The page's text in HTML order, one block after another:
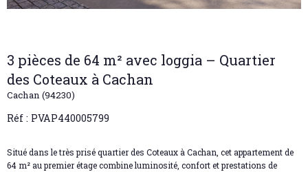
3 pièces de 64 m² avec loggia – Quartier
des Coteaux à Cachan
Cachan (94230)
Réf : PVAP440005799
Situé dans le très prisé quartier des Coteaux à Cachan, cet appartement de
64 m² au premier étage combine luminosité, confort et prestations de